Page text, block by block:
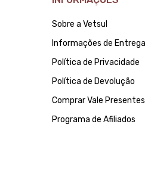
Sobre a Vetsul
Informações de Entrega
Política de Privacidade
Política de Devolução
Comprar Vale Presentes
Programa de Afiliados